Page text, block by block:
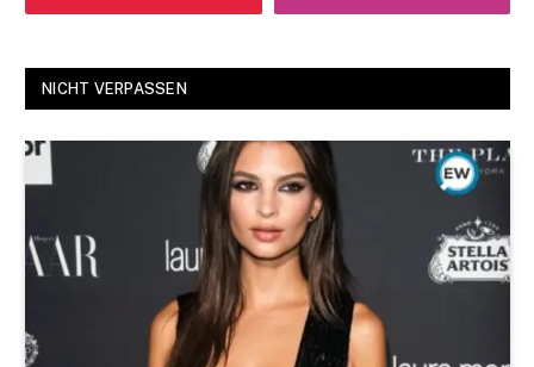
NICHT VERPASSEN